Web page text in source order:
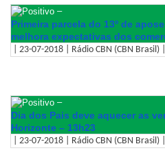
–
Primeira parcela do 13º de
melhora expectativas dos
| 23-07-2018 | Rádio CBN (CBN Brasil)
–
Dia dos Pais deve aquecer as
Horizonte – 13h23
| 23-07-2018 | Rádio CBN (CBN Brasil)